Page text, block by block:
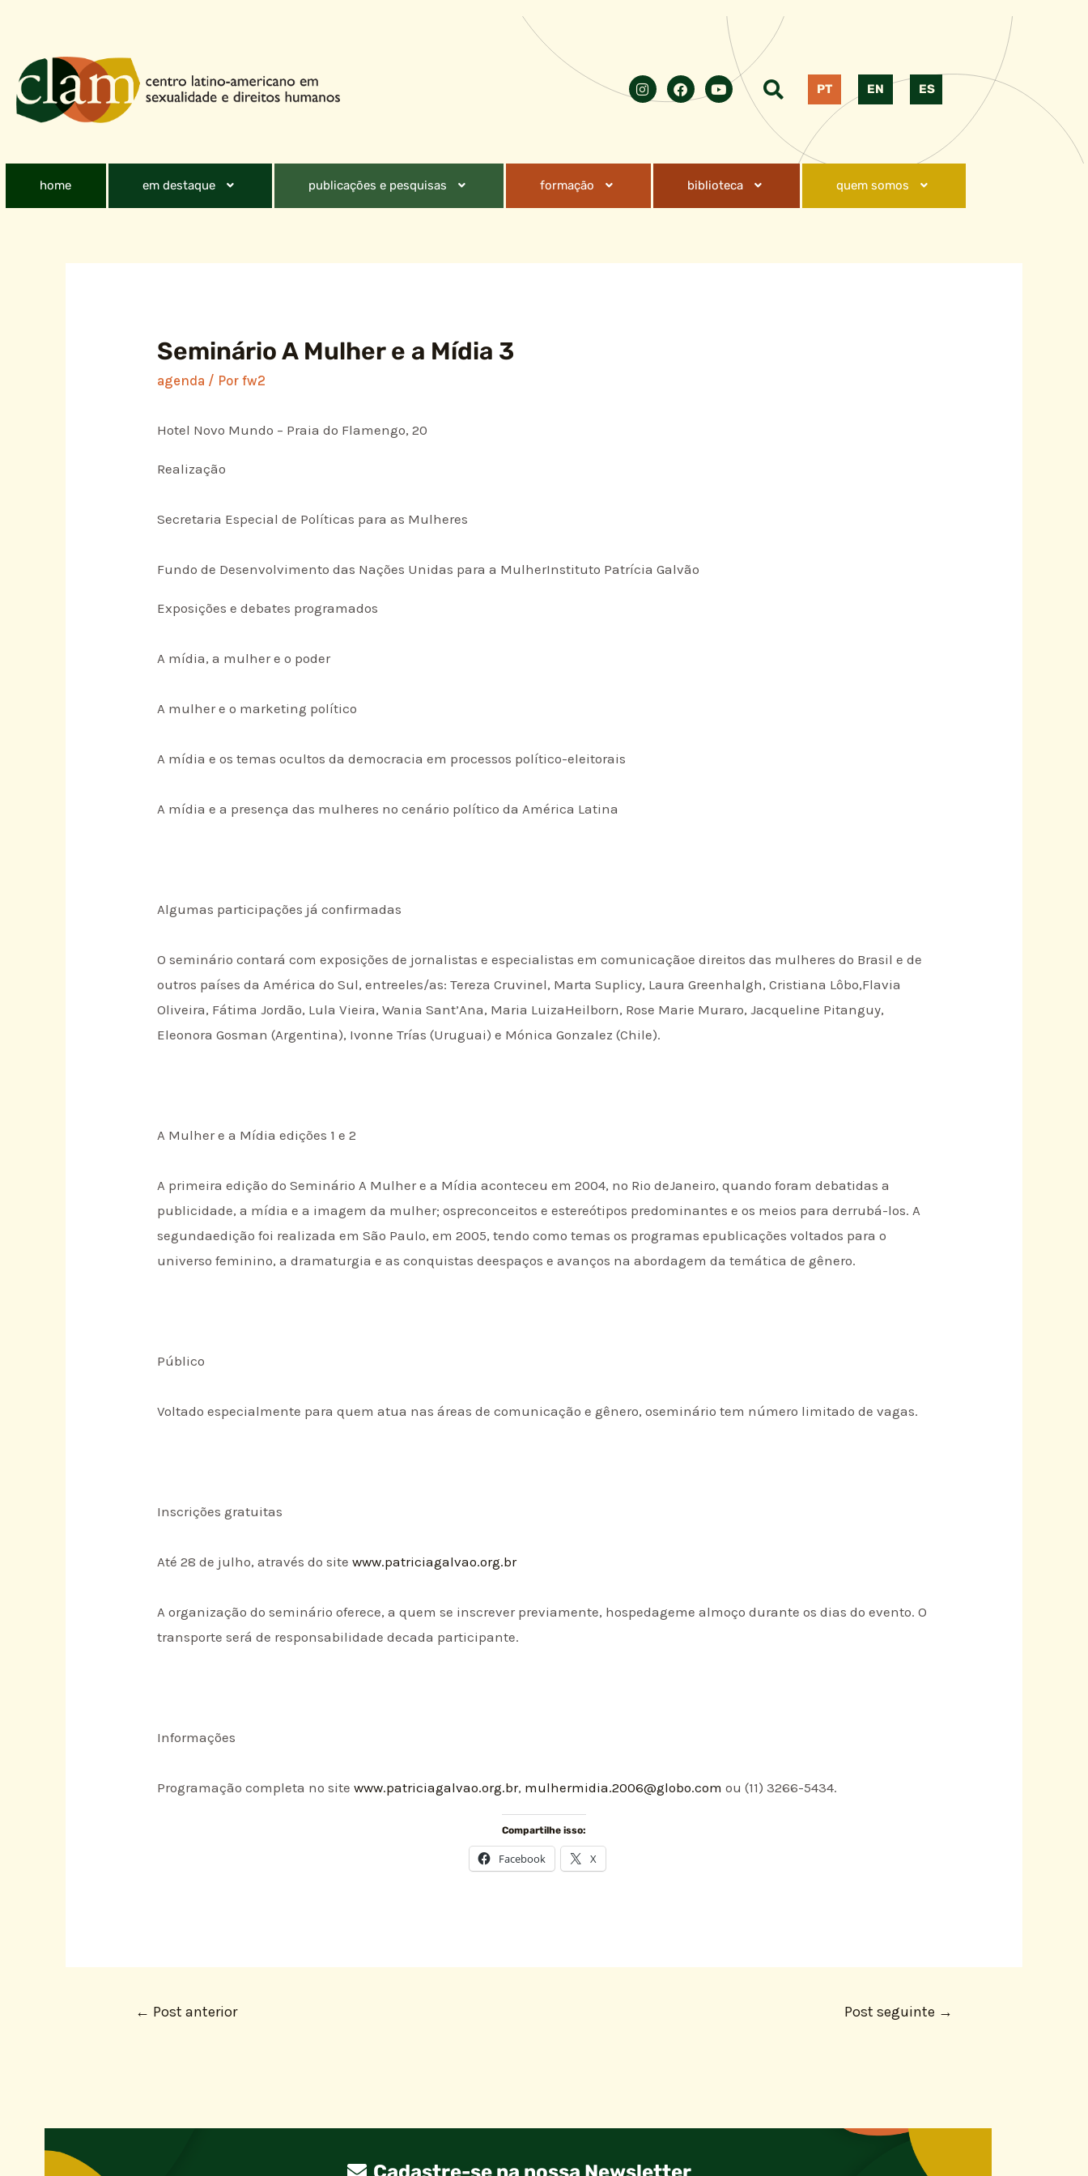
PT EN ES
home em destaque publicações e pesquisas formação biblioteca quem somos
Seminário A Mulher e a Mídia 3
agenda / Porfw2
Hotel Novo Mundo – Praia do Flamengo, 20
Realização
Secretaria Especial de Políticas para as Mulheres
Fundo de Desenvolvimento das Nações Unidas para a MulherInstituto Patrícia Galvão
Exposições e debates programados
A mídia, a mulher e o poder
A mulher e o marketing político
A mídia e os temas ocultos da democracia em processos político-eleitorais
A mídia e a presença das mulheres no cenário político da América Latina
Algumas participações já confirmadas
O seminário contará com exposições de jornalistas e especialistas em comunicaçãoe direitos das mulheres do Brasil e de
outros países da América do Sul, entreeles/as: Tereza Cruvinel, Marta Suplicy, Laura Greenhalgh, Cristiana Lôbo,Flavia
Oliveira, Fátima Jordão, Lula Vieira, Wania Sant’Ana, Maria LuizaHeilborn, Rose Marie Muraro, Jacqueline Pitanguy,
Eleonora Gosman (Argentina), Ivonne Trías (Uruguai) e Mónica Gonzalez (Chile).
A Mulher e a Mídia edições 1 e 2
A primeira edição do Seminário A Mulher e a Mídia aconteceu em 2004, no Rio deJaneiro, quando foram debatidas a
publicidade, a mídia e a imagem da mulher; ospreconceitos e estereótipos predominantes e os meios para derrubá-los. A
segundaedição foi realizada em São Paulo, em 2005, tendo como temas os programas epublicações voltados para o
universo feminino, a dramaturgia e as conquistas deespaços e avanços na abordagem da temática de gênero.
Público
Voltado especialmente para quem atua nas áreas de comunicação e gênero, oseminário tem número limitado de vagas.
Inscrições gratuitas
Até 28 de julho, através do sitewww.patriciagalvao.org.br
A organização do seminário oferece, a quem se inscrever previamente, hospedageme almoço durante os dias do evento. O
transporte será de responsabilidade decada participante.
Informações
Programação completa no sitewww.patriciagalvao.org.br, mulhermidia.2006@globo.com ou (11) 3266-5434.
Compartilhe isso:
Facebook X
← Post anterior Post seguinte →